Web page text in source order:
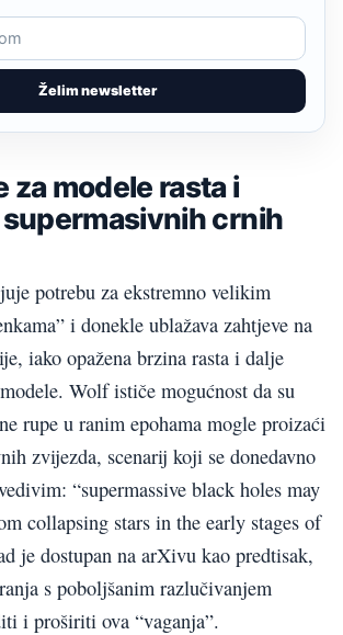
Želim newsletter
za modele rasta i
crnih
potrebu za ekstremno velikim
i donekle ublažava zahtjeve na
iako opažena brzina rasta i dalje
Wolf ističe mogućnost da su
rupe u ranim epohama mogle proizaći
zvijezda, scenarij koji se donedavno
“supermassive black holes may
collapsing stars in the early stages of
je dostupan na arXivu kao predtisak,
s poboljšanim razlučivanjem
i proširiti ova “vaganja”.